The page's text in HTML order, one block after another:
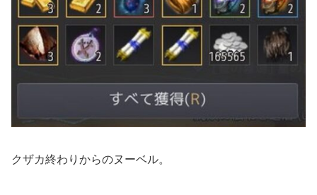
クザカ終わりからのヌーベル。